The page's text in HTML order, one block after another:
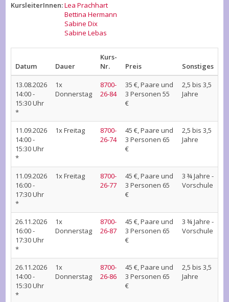
KursleiterInnen:Lea Prachhart
Bettina Hermann
Sabine Dix
Sabine Lebas
Datum Dauer
Kurs-
Nr.
Preis
Sonstiges
13.08.2026
14:00 -
15:30 Uhr
*
1x
Donnerstag
8700-
26-84
35 €, Paare und
3 Personen 55
€
2,5 bis 3,5
Jahre
11.09.2026
14:00 -
15:30 Uhr
*
1x Freitag
8700-
26-74
45 €, Paare und
3 Personen 65
€
2,5 bis 3,5
Jahre
11.09.2026
16:00 -
17:30 Uhr
*
1x Freitag
8700-
26-77
45 €, Paare und
3 Personen 65
€
3 ¾ Jahre -
Vorschule
26.11.2026
16:00 -
17:30 Uhr
*
1x
Donnerstag
8700-
26-87
45 €, Paare und
3 Personen 65
€
3 ¾ Jahre -
Vorschule
26.11.2026
14:00 -
15:30 Uhr
*
1x
Donnerstag
8700-
26-86
45 €, Paare und
3 Personen 65
€
2,5 bis 3,5
Jahre